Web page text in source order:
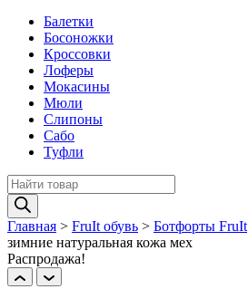
Балетки
Босоножки
Кроссовки
Лоферы
Мокасины
Мюли
Слипоны
Сабо
Туфли
Поиск
товаров
Главная > FruIt обувь > Ботфорты FruIt
зимние натуральная кожа мех
Распродажа!